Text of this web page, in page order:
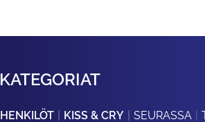
KATEGORIAT
HENKILÖT KISS & CRY SEURASSA